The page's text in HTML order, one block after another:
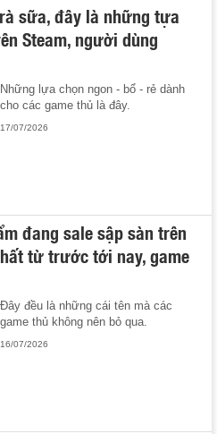
sữa, đây là những tựa
Steam, người dùng
Những lựa chọn ngon - bổ - rẻ dành
cho các game thủ là đây.
17/07/2026
đang sale sập sàn trên
từ trước tới nay, game
Đây đều là những cái tên mà các
game thủ không nên bỏ qua.
16/07/2026